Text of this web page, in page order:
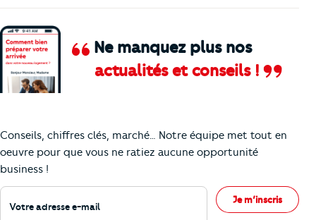
Ne manquez plus nos
actualités et conseils !
Conseils, chiffres clés, marché… Notre équipe met tout en
oeuvre pour que vous ne ratiez aucune opportunité
business !
Votre adresse e-mail
Je m’inscris